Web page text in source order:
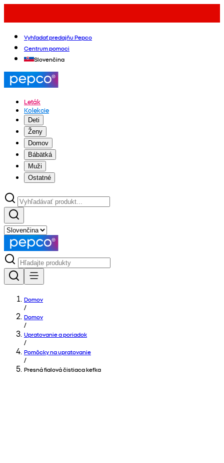
Vyhľadať predajňu Pepco
Centrum pomoci
Slovenčina
Leták
Kolekcie
Deti
Ženy
Domov
Bábätká
Muži
Ostatné
Domov
/
Domov
/
Upratovanie a poriadok
/
Pomôcky na upratovanie
/
Presná fialová čistiaca kefka